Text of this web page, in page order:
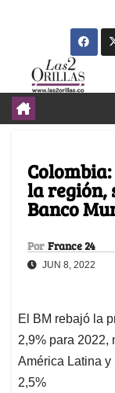
la región,
Banco
Por France 24
JUN 8, 2022
El BM rebajó la
2,9% para 2022,
América Latina y
2,5%